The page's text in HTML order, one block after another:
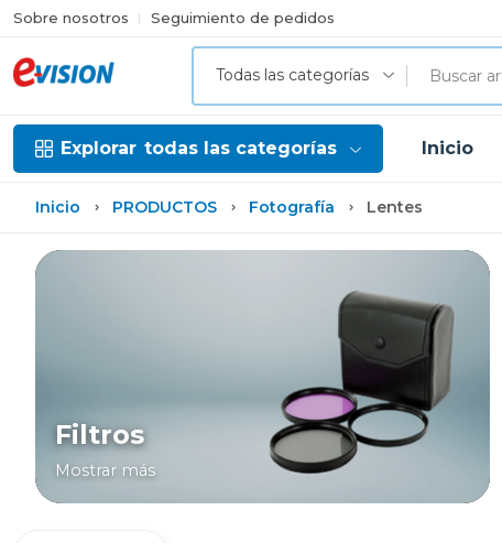
Sobre nosotros Seguimiento de pedidos
Todas las categorías
Explorar todas las categorías Inicio
Inicio PRODUCTOS Fotografía Lentes
Filtros
Mostrar más